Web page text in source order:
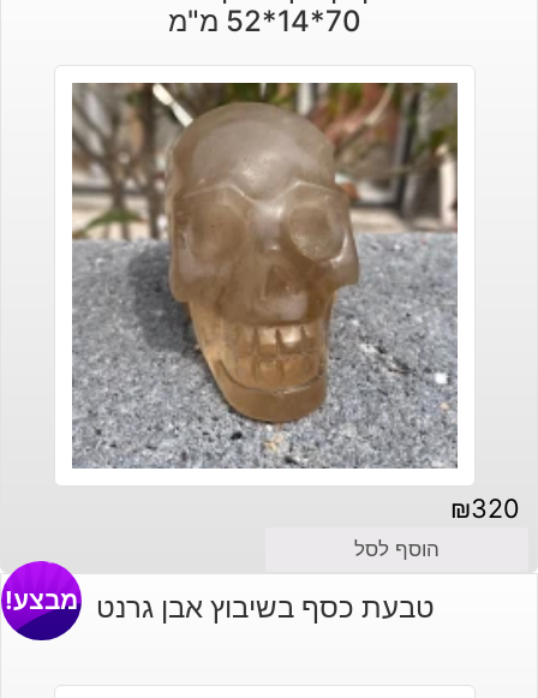
70*14*52 מ"מ
₪320
הוסף לסל
טבעת כסף בשיבוץ אבן גרנט מבצע!